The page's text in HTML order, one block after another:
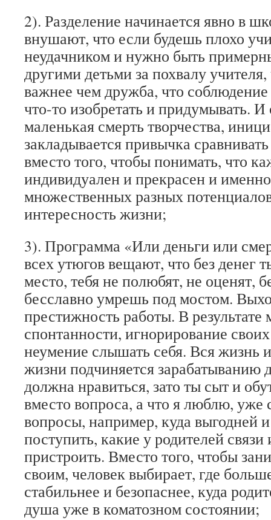
2). Разделение начинается явно в
внушают, что если будешь плохо
неудачником и нужно быть
другими детьми за похвалу
важнее чем дружба, что
что-то изобретать и придумывать. И
маленькая смерть творчества,
закладывается привычка
вместо того, чтобы понимать, что
индивидуален и прекрасен и
множественных разных
интересность жизни;
3). Программа «Или деньги или
всех утюгов вещают, что без денег
место, тебя не полюбят, не оценят,
бесславно умрешь под мостом.
престижность работы. В
спонтанности, игнорирование
неумение слышать себя. Вся жизнь
жизни подчиняется зарабатыванию
должна нравиться, зато ты сыт и
вместо вопроса, а что я люблю, уже
вопросы, например, куда выгодней
поступить, какие у родителей
пристроить. Вместо того, чтобы
своим, человек выбирает, где
стабильнее и безопаснее, куда
душа уже в коматозном состоянии;